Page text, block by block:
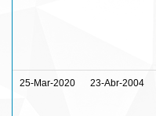
25-Mar-2020 23-Abr-2004